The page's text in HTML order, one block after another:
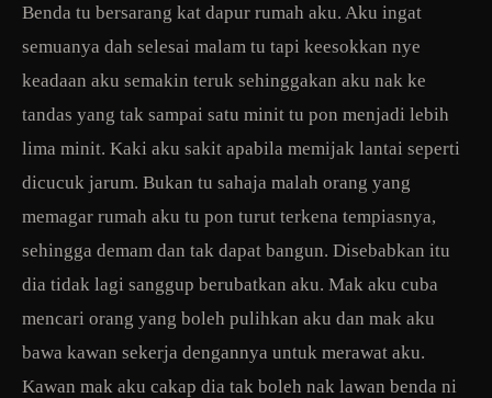
Benda tu bersarang kat dapur rumah aku. Aku ingat
semuanya dah selesai malam tu tapi keesokkan nye
keadaan aku semakin teruk sehinggakan aku nak ke
tandas yang tak sampai satu minit tu pon menjadi lebih
lima minit. Kaki aku sakit apabila memijak lantai seperti
dicucuk jarum. Bukan tu sahaja malah orang yang
memagar rumah aku tu pon turut terkena tempiasnya,
sehingga demam dan tak dapat bangun. Disebabkan itu
dia tidak lagi sanggup berubatkan aku. Mak aku cuba
mencari orang yang boleh pulihkan aku dan mak aku
bawa kawan sekerja dengannya untuk merawat aku.
Kawan mak aku cakap dia tak boleh nak lawan benda ni